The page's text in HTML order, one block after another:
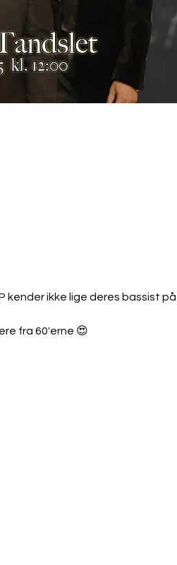
kender ikke lige deres bassist på
fra 60'erne 😍